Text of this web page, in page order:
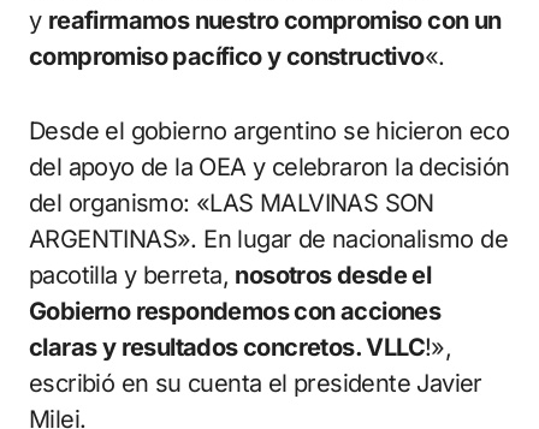
y reafirmamos nuestro compromiso con un
compromiso pacífico y constructivo«.
Desde el gobierno argentino se hicieron eco
del apoyo de la OEA y celebraron la decisión
del organismo: «LAS MALVINAS SON
ARGENTINAS». En lugar de nacionalismo de
pacotilla y berreta, nosotros desde el
Gobierno respondemos con acciones
claras y resultados concretos. VLLC!»,
escribió en su cuenta el presidente Javier
Milei.